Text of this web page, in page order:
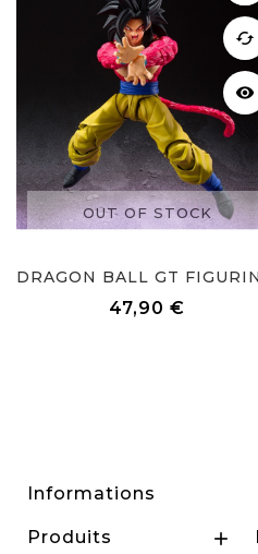
OUT OF STOCK
cached
visibility
47,90 €
Informations
Produits 